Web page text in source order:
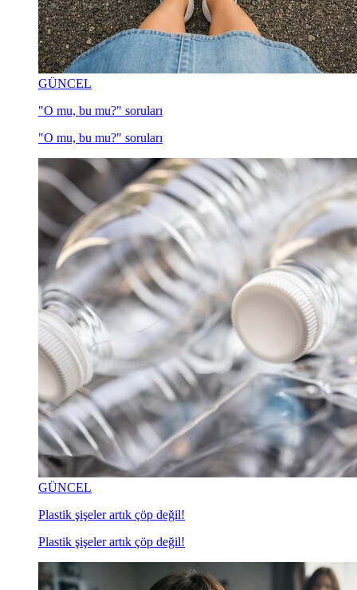
GÜNCEL
"O mu, bu mu?" soruları
"O mu, bu mu?" soruları
GÜNCEL
Plastik şişeler artık çöp değil!
Plastik şişeler artık çöp değil!